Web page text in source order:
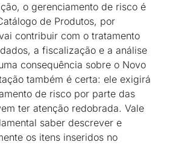
o gerenciamento de risco é
de Produtos, por
contribuir com o tratamento
a fiscalização e a análise
consequência sobre o Novo
também é certa: ele exigirá
de risco por parte das
ter atenção redobrada. Vale
saber descrever e
os itens inseridos no